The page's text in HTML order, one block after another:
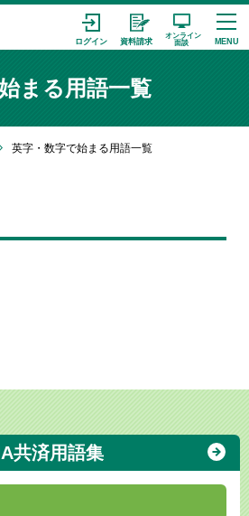
まる用語一覧
英字・数字で始まる用語一覧
共済用語集